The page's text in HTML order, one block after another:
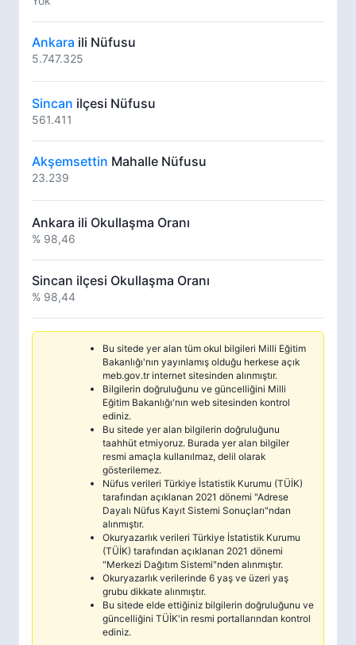
Ankara ili Nüfusu
5.747.325
Sincan ilçesi Nüfusu
561.411
Akşemsettin Mahalle Nüfusu
23.239
Ankara ili Okullaşma Oranı
% 98,46
Sincan ilçesi Okullaşma Oranı
% 98,44
Bu sitede yer alan tüm okul bilgileri Milli Eğitim
Bakanlığı'nın yayınlamış olduğu herkese açık
meb.gov.tr internet sitesinden alınmıştır.
Bilgilerin doğruluğunu ve güncelliğini Milli
Eğitim Bakanlığı'nın web sitesinden kontrol
ediniz.
Bu sitede yer alan bilgilerin doğruluğunu
taahhüt etmiyoruz. Burada yer alan bilgiler
resmi amaçla kullanılmaz, delil olarak
gösterilemez.
Nüfus verileri Türkiye İstatistik Kurumu (TÜİK)
tarafından açıklanan 2021 dönemi "Adrese
Dayalı Nüfus Kayıt Sistemi Sonuçları"ndan
alınmıştır.
Okuryazarlık verileri Türkiye İstatistik Kurumu
(TÜİK) tarafından açıklanan 2021 dönemi
"Merkezi Dağıtım Sistemi"nden alınmıştır.
Okuryazarlık verilerinde 6 yaş ve üzeri yaş
grubu dikkate alınmıştır.
Bu sitede elde ettiğiniz bilgilerin doğruluğunu ve
güncelliğini TÜİK'in resmi portallarından kontrol
ediniz.